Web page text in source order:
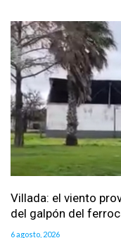
Villada: el viento
del galpón del
6 agosto, 2026